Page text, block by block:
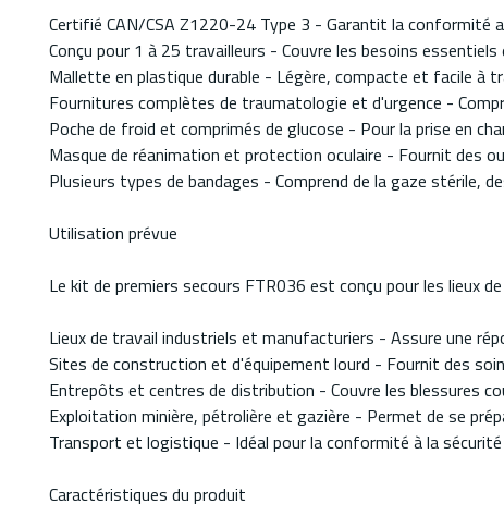
Certifié CAN/CSA Z1220-24 Type 3 - Garantit la conformité
Conçu pour 1 à 25 travailleurs - Couvre les besoins
Mallette en plastique durable - Légère, compacte et facile à
Fournitures complètes de traumatologie et d'urgence -
Poche de froid et comprimés de glucose - Pour la prise en
Masque de réanimation et protection oculaire - Fournit des
Plusieurs types de bandages - Comprend de la gaze stérile,
Utilisation prévue
Le kit de premiers secours FTR036 est conçu pour les lieux
Lieux de travail industriels et manufacturiers - Assure une
Sites de construction et d'équipement lourd - Fournit des
Entrepôts et centres de distribution - Couvre les blessures
Exploitation minière, pétrolière et gazière - Permet de se
Transport et logistique - Idéal pour la conformité à la
Caractéristiques du produit